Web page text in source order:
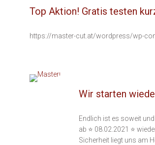
Top Aktion! Gratis testen
https://master-cut.at/wordpress/wp-
Wir starten
Endlich ist es soweit
ab ⭐ 08.02.2021 ⭐
Sicherheit liegt uns am